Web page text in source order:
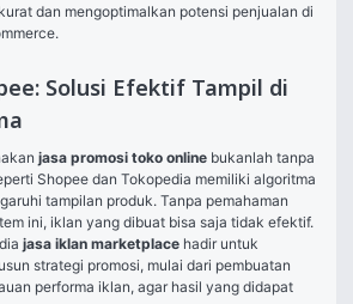
dan mengoptimalkan potensi penjualan di
Solusi Efektif Tampil di
jasa promosi toko online bukanlah tanpa
Shopee dan Tokopedia memiliki algoritma
tampilan produk. Tanpa pemahaman
ini, iklan yang dibuat bisa saja tidak efektif.
jasa iklan marketplace hadir untuk
strategi promosi, mulai dari pembuatan
performa iklan, agar hasil yang didapat